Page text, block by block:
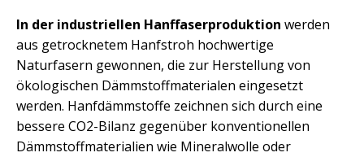
In der industriellen Hanffaserproduktion werden
aus getrocknetem Hanfstroh hochwertige
Naturfasern gewonnen, die zur Herstellung von
ökologischen Dämmstoffmaterialen eingesetzt
werden. Hanfdämmstoffe zeichnen sich durch eine
bessere CO2-Bilanz gegenüber konventionellen
Dämmstoffmaterialien wie Mineralwolle oder